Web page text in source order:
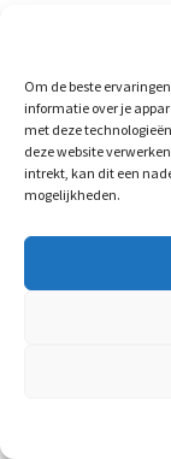
Om de beste
informatie over je
met deze
deze website
intrekt, kan dit een
mogelijkheden.
Als u kiest
een bepaalde